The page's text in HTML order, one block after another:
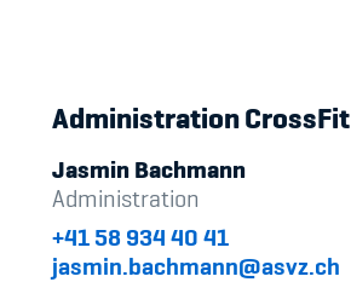
Administration CrossFit
Jasmin Bachmann
Administration
+41 58 934 40 41
jasmin.bachmann@asvz.ch